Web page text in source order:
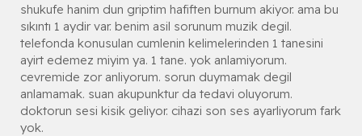
shukufe hanim dun griptim hafiften burnum akiyor. ama bu
sıkıntı 1 aydir var. benim asil sorunum muzik degil.
telefonda konusulan cumlenin kelimelerinden 1 tanesini
ayirt edemez miyim ya. 1 tane. yok anlamiyorum.
cevremide zor anliyorum. sorun duymamak degil
anlamamak. suan akupunktur da tedavi oluyorum.
doktorun sesi kisik geliyor. cihazi son ses ayarliyorum fark
yok.